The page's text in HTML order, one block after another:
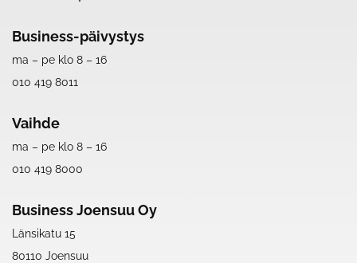
Business-päivystys
ma – pe klo 8 – 16
010 419 8011
Vaihde
ma – pe klo 8 – 16
010 419 8000
Business Joensuu Oy
Länsikatu 15
80110 Joensuu